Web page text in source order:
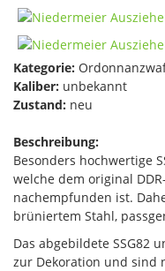
Kategorie:
Kaliber: unbekannt
Zustand: neu
Beschreibung:
Besonders hochwertige
welche dem original
nachempfunden ist.
brüniertem Stahl,
Das abgebildete SSG82
zur Dekoration und sind